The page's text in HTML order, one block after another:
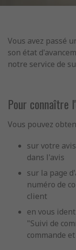
Vous avez passé
son état
notre service de
Pour connaître
Vous pouvez
sur votre
dans l'avis
sur la page
numéro de
client
en vous
"Suivi de
commande